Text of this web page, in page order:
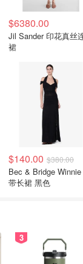
$6380.00
Jil Sander 印花真丝
裙
$140.00 $380.00
Bec & Bridge
带长裙 黑色
3